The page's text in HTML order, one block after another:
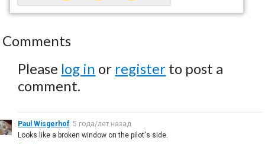
Comments
Please log in or register to post a
comment.
Paul Wisgerhof 5 года/лет назад
Looks like a broken window on the pilot's side.